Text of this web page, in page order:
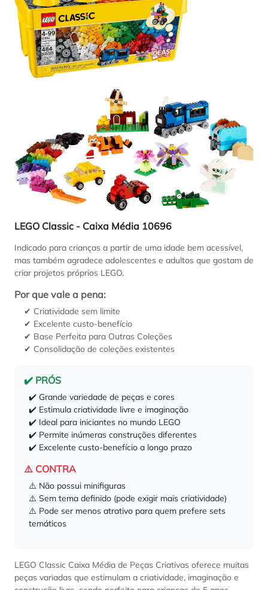
LEGO Classic - Caixa Média 10696
Indicado para crianças a partir de uma idade bem acessível,
mas também agradece adolescentes e adultos que gostam de
criar projetos próprios LEGO.
Por que vale a pena:
✔ Criatividade sem limite
✔ Excelente custo-benefício
✔ Base Perfeita para Outras Coleções
✔ Consolidação de coleções existentes
✔️ PRÓS
✔️ Grande variedade de peças e cores
✔️ Estimula criatividade livre e imaginação
✔️ Ideal para iniciantes no mundo LEGO
✔️ Permite inúmeras construções diferentes
✔️ Excelente custo-benefício a longo prazo
⚠️ CONTRA
⚠️ Não possui minifiguras
⚠️ Sem tema definido (pode exigir mais criatividade)
⚠️ Pode ser menos atrativo para quem prefere sets
temáticos
LEGO Classic Caixa Média de Peças Criativas oferece muitas
peças variadas que estimulam a criatividade, imaginação e